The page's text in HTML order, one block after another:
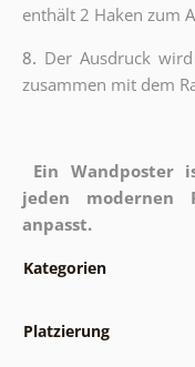
enthält 2 Haken zum
8. Der Ausdruck
zusammen mit dem
Ein Wandposter
jeden modernen
anpasst.
Kategorien
Platzierung